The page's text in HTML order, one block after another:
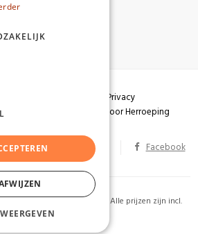
Privacy
Formulier voor Herroeping
BTW BE 0586.813.178 Facebook
Alle rechten voorbehouden. Alle prijzen zijn incl.
Website by